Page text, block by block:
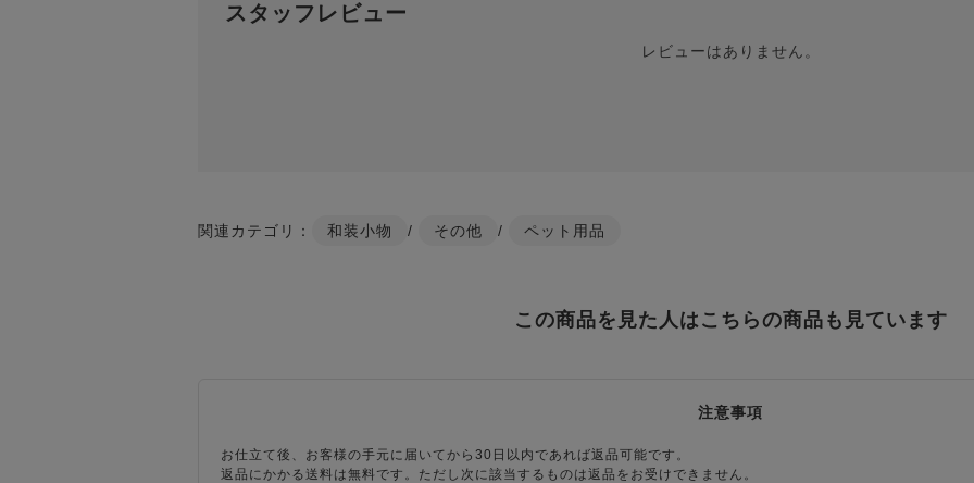
スタッフレビュー
レビューはありません。
関連カテゴリ： 和装小物 / その他 / ペット用品
この商品を見た人はこちらの商品も見ています
注意事項
お仕立て後、お客様の手元に届いてから30日以内であれば返品可能です。
返品にかかる送料は無料です。ただし次に該当するものは返品をお受けできません。